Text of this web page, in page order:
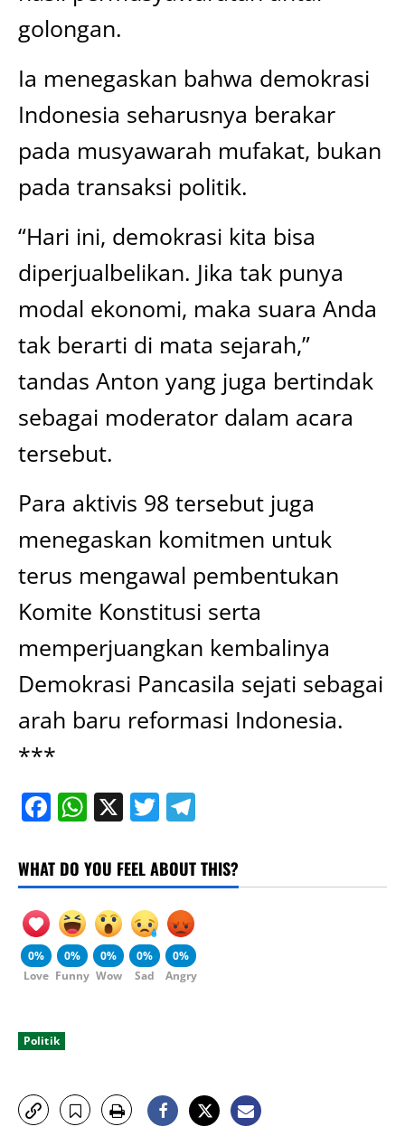
golongan.
Ia menegaskan bahwa demokrasi
Indonesia seharusnya berakar
pada musyawarah mufakat, bukan
pada transaksi politik.
“Hari ini, demokrasi kita bisa
diperjualbelikan. Jika tak punya
modal ekonomi, maka suara Anda
tak berarti di mata sejarah,”
tandas Anton yang juga bertindak
sebagai moderator dalam acara
tersebut.
Para aktivis 98 tersebut juga
menegaskan komitmen untuk
terus mengawal pembentukan
Komite Konstitusi serta
memperjuangkan kembalinya
Demokrasi Pancasila sejati sebagai
arah baru reformasi Indonesia.
***
Facebook
WhatsApp
X Twitter
WHAT DO YOU FEEL ABOUT THIS?
0%
Love
0%
Funny
0%
Wow
0%
Sad
0%
Angry
Politik